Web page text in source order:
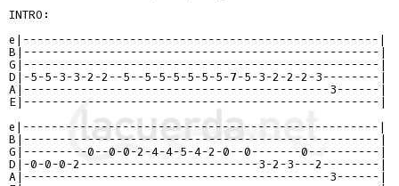
INTRO:
e|--------------------------------------------------|
B|--------------------------------------------------|
G|--------------------------------------------------|
D|-5-5-3-3-2-2--5--5-5-5-5-5-5-7-5-3-2-2-2-3--------|
A|-------------------------------------------3------|
E|--------------------------------------------------|
e|--------------------------------------------------|
B|--------------------------------------------------|
G|---------0--0-0-2-4-4-5-4-2-0--0-------0----------|
D|-0-0-0-2-------------------------3-2-3---2--------|
A|-------------------------------------------3------|